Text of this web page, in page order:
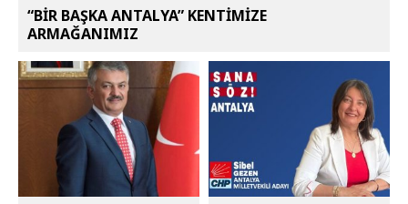
“BİR BAŞKA ANTALYA” KENTİMİZE
ARMAĞANIMIZ